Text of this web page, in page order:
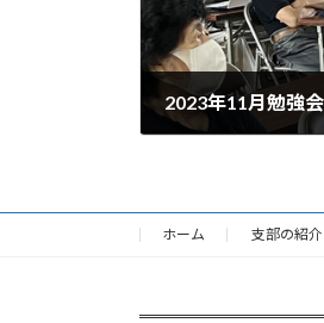
2023年11月勉強
ホーム 支部の紹介